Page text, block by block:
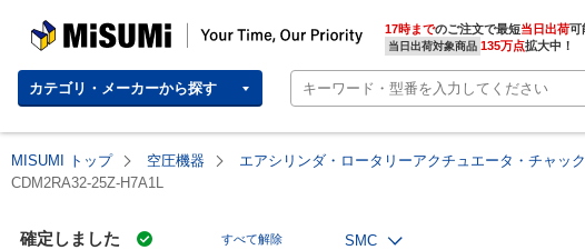
MISUMI | Your Time, Our Priority 17時までのご注文で最短当日出荷
当日出荷対象商品 135万点拡大中！
カテゴリ・メーカーから探す
MISUMI トップ 空圧機器 エアシリンダ・ロータリーアクチュエータ・チャック
CDM2RA32-25Z-H7A1L
確定しました すべて解除 SMC